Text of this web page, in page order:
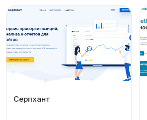
Серпхант